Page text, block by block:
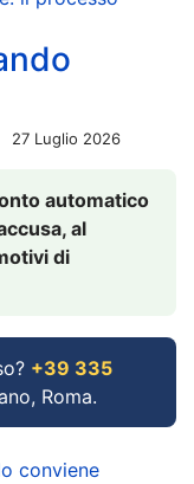
27 Luglio 2026
automatico
al
di
+39 335
Roma.
conviene